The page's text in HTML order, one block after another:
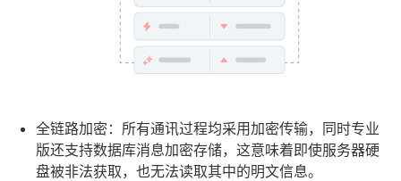
全链路加密 ：所有通讯过程均采用加密传输，同时专业
版还支持数据库消息加密存储，这意味着即使服务器硬
盘被非法获取，也无法读取其中的明文信息。